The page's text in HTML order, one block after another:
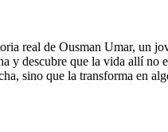
real de Ousman Umar, un
y descubre que la vida allí no
sino que la transforma en